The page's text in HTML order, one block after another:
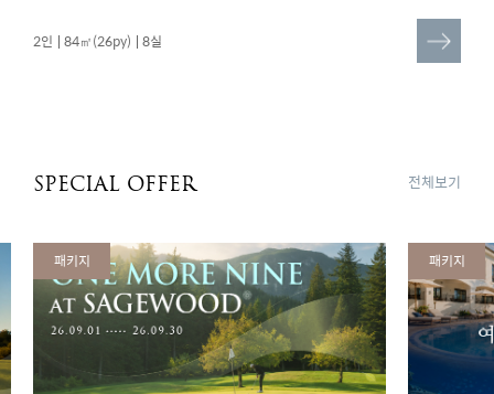
2인 84㎡(26py) 8실
보
기
SPECIAL OFFER 전체보기
패키지